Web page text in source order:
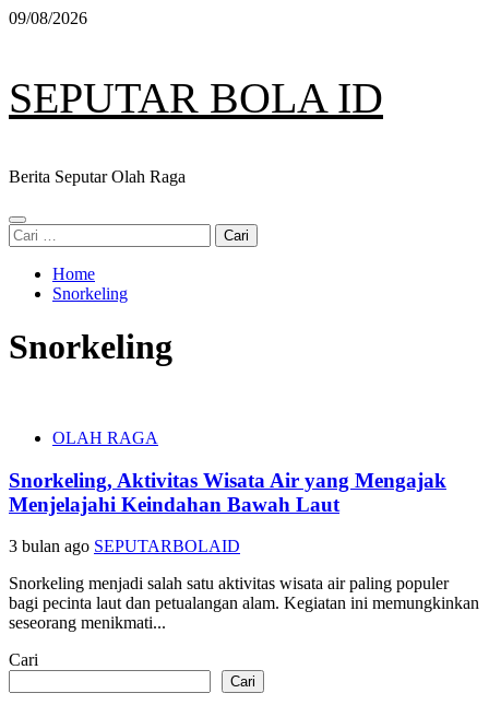
Skip
09/08/2026
SEPUTAR BOLA ID
Berita Seputar Olah Raga
Primary
Menu
Cari
untuk:
Home
Snorkeling
Snorkeling
OLAH RAGA
Snorkeling, Aktivitas Wisata Air yang Mengajak
Menjelajahi Keindahan Bawah Laut
3 bulan ago SEPUTARBOLAID
Snorkeling menjadi salah satu aktivitas wisata air paling populer
bagi pecinta laut dan petualangan alam. Kegiatan ini memungkinkan
seseorang menikmati...
Cari
Cari